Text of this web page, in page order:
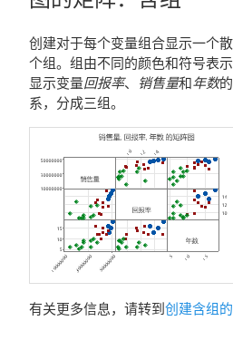
创建对于每个变量组合显示一个
个组。组由不同的颜色和符号表
显示变量回报率、 销售量和年数
系，分成三组。
有关更多信息，请转到创建含组